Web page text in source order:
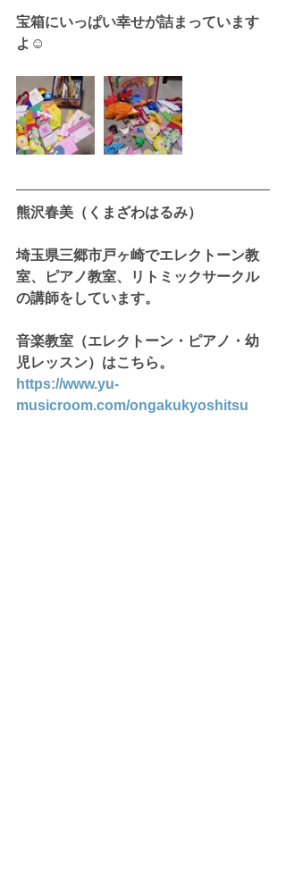
宝箱にいっぱい幸せが詰まっています
よ☺️
熊沢春美（くまざわはるみ）
埼玉県三郷市戸ヶ崎でエレクトーン教
室、ピアノ教室、リトミックサークル
の講師をしています。
音楽教室（エレクトーン・ピアノ・幼
児レッスン）はこちら。
https://www.yu-
musicroom.com/ongakukyoshitsu